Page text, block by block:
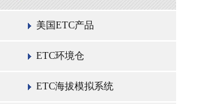
美国ETC产品
ETC环境仓
ETC海拔模拟系统